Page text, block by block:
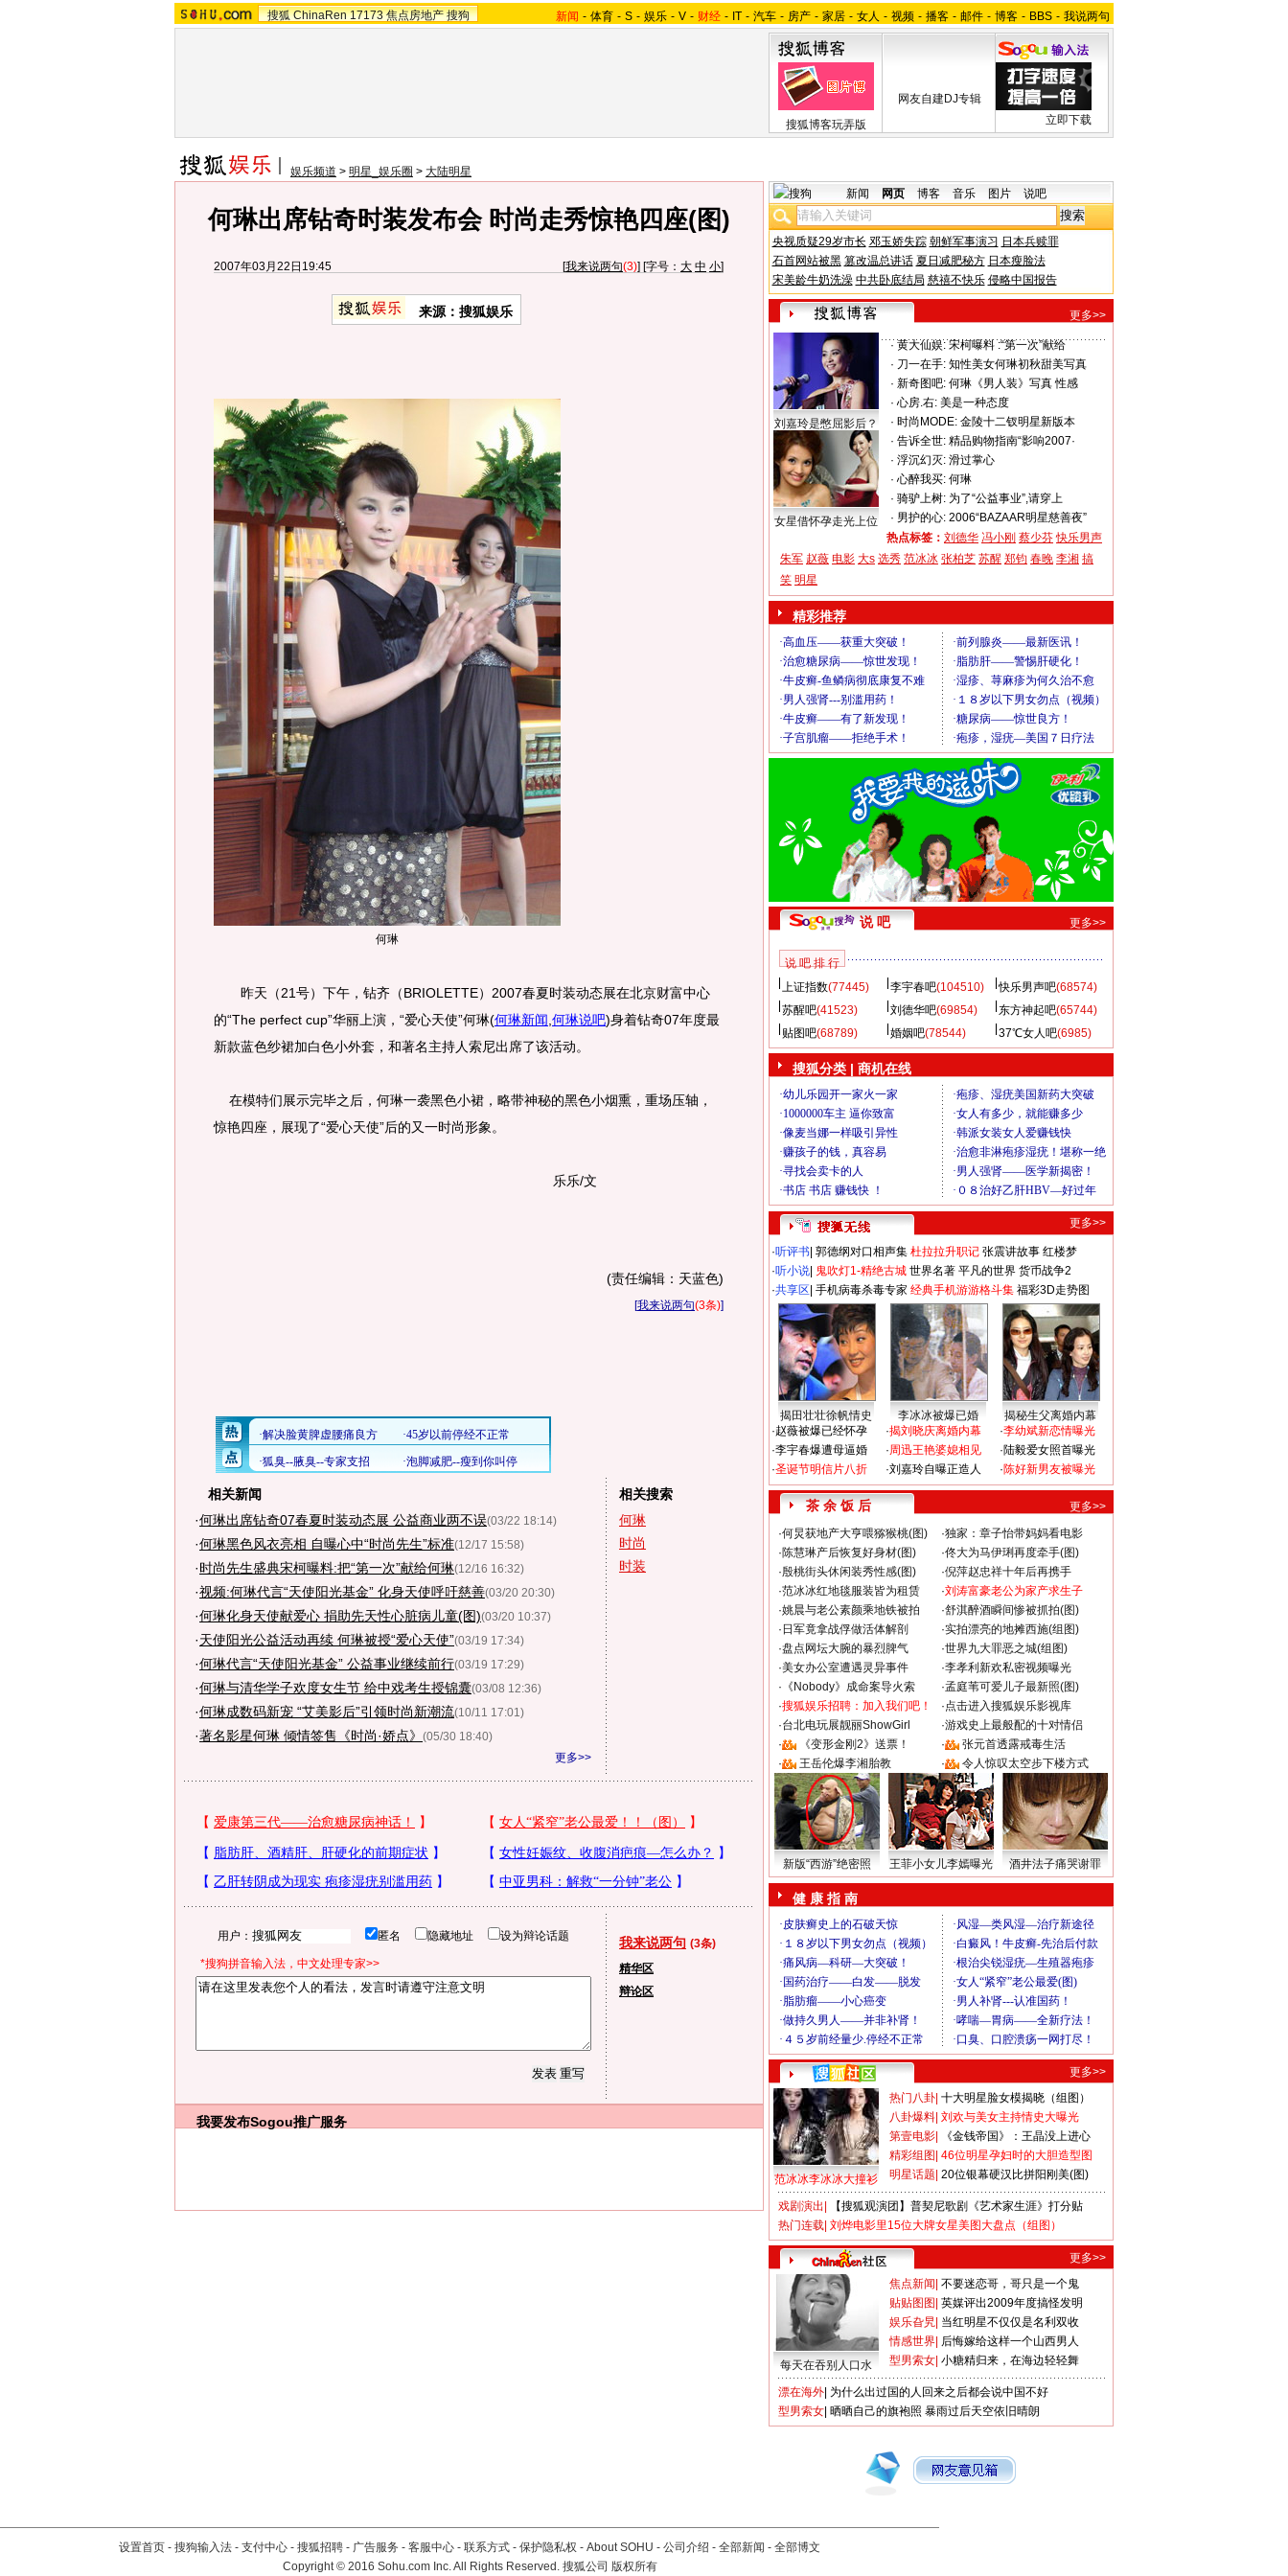
搜狐 ChinaRen 17173 焦点房地产 搜狗 新闻 - 体育 - S - 娱乐 - V - 财经 - IT - 汽车 - 房产 - 家居 - 女人 - 视频 - 播客 - 邮件 - 博客 - BBS - 我说两句
搜狐博客玩弄版
网友自建DJ专辑
立即下载
娱乐频道 > 明星_娱乐圈 > 大陆明星
何琳出席钻奇时装发布会 时尚走秀惊艳四座(图)
2007年03月22日19:45 [我来说两句(3)] [字号： 大 中 小]
来源：搜狐娱乐
何琳
昨天（21号）下午，钻齐（BRIOLETTE）2007春夏时装动态展在北京财富中心
的“The perfect cup”华丽上演，“爱心天使”何琳(何琳新闻 何琳说吧)身着钻奇07年度最
新款蓝色纱裙加白色小外套，和著名主持人索尼出席了该活动。
在模特们展示完毕之后，何琳一袭黑色小裙，略带神秘的黑色小烟熏，重场压轴，
惊艳四座，展现了“爱心天使”后的又一时尚形象。
乐乐/文
(责任编辑：天蓝色)
[我来说两句(3条)]
相关新闻
·何琳出席钻奇07春夏时装动态展 公益商业两不误(03/22 18:14)
·何琳黑色风衣亮相 自曝心中“时尚先生”标准(12/17 15:58)
·时尚先生盛典宋柯曝料:把“第一次”献给何琳(12/16 16:32)
·视频:何琳代言“天使阳光基金” 化身天使呼吁慈善(03/20 20:30)
·何琳化身天使献爱心 捐助先天性心脏病儿童(图)(03/20 10:37)
·天使阳光公益活动再续 何琳被授“爱心天使”(03/19 17:34)
·何琳代言“天使阳光基金” 公益事业继续前行(03/19 17:29)
·何琳与清华学子欢度女生节 给中戏考生授锦囊(03/08 12:36)
·何琳成数码新宠 “艾美影后”引领时尚新潮流(10/11 17:01)
·著名影星何琳 倾情签售《时尚·娇点》 (05/30 18:40)
更多>>
相关搜索
何琳
时尚
时装
用户： 匿名 隐藏地址 设为辩论话题
*搜狗拼音输入法，中文处理专家>>
我来说两句 (3条)
精华区
辩论区
我要发布Sogou推广服务
新闻 网页 博客 音乐 图片 说吧
央视质疑29岁市长 邓玉娇失踪 朝鲜军事演习 日本兵赎罪
石首网站被黑 篡改温总讲话 夏日减肥秘方 日本瘦脸法
宋美龄牛奶洗澡 中共卧底结局 慈禧不快乐 侵略中国报告
更多>>
刘嘉玲是憋屈影后？
女星借怀孕走光上位
· 黄大仙娱: 宋柯曝料 :“第一次”献给
· 刀一在手: 知性美女何琳初秋甜美写真
· 新奇图吧: 何琳《男人装》写真 性感
· 心房.右: 美是一种态度
· 时尚MODE: 金陵十二钗明星新版本
· 告诉全世: 精品购物指南“影响2007·
· 浮沉幻灭: 滑过掌心
· 心醉我买: 何琳
· 骑驴上树: 为了“公益事业”,请穿上
· 男护的心: 2006“BAZAAR明星慈善夜”
热点标签： 刘德华 冯小刚 蔡少芬 快乐男声
朱军 赵薇 电影 大s 选秀 范冰冰 张柏芝 苏醒 郑钧 春晚 李湘 搞
笑 明星
精彩推荐
说 吧 更多>>
说 吧 排 行
上证指数(77445) 李宇春吧(104510) 快乐男声吧(68574)
苏醒吧(41523) 刘德华吧(69854) 东方神起吧(65744)
贴图吧(68789) 婚姻吧(78544) 37℃女人吧(6985)
搜狐分类 | 商机在线
更多>>
·听评书 郭德纲对口相声集 杜拉拉升职记 张震讲故事 红楼梦
·听小说 鬼吹灯1-精绝古城 世界名著 平凡的世界 货币战争2
·共享区 手机病毒杀毒专家 经典手机游游格斗集 福彩3D走势图
揭田壮壮徐帆情史 李冰冰被爆已婚
揭秘生父离婚内幕
·赵薇被爆已经怀孕
·李宇春爆遭母逼婚
·圣诞节明信片八折
·揭刘晓庆离婚内幕
·周迅王艳婆媳相见
·刘嘉玲自曝正造人
·李幼斌新恋情曝光
·陆毅爱女照首曝光
·陈好新男友被曝光
茶 余 饭 后
更多>>
·何炅获地产大亨喂猕猴桃(图) ·独家：章子怡带妈妈看电影
·陈慧琳产后恢复好身材(图) ·佟大为马伊琍再度牵手(图)
·殷桃街头休闲装秀性感(图) ·倪萍赵忠祥十年后再携手
·范冰冰红地毯服装皆为租赁 ·刘涛富豪老公为家产求生子
·姚晨与老公素颜乘地铁被拍 ·舒淇醉酒瞬间惨被抓拍(图)
· 日军竟拿战俘做活体解剖 ·实拍漂亮的地摊西施(组图)
·盘点网坛大腕的暴烈脾气 ·世界九大罪恶之城(组图)
·美女办公室遭遇灵异事件 ·李孝利新欢私密视频曝光
· 《Nobody》成命案导火索 ·孟庭苇可爱儿子最新照(图)
·搜狐娱乐招聘：加入我们吧！ ·点击进入搜狐娱乐影视库
·台北电玩展靓丽ShowGirl ·游戏史上最般配的十对情侣
·
《变形金刚2》送票！ ·
张元首透露戒毒生活
·
王岳伦爆李湘胎教 · 令人惊叹太空步下楼方式
新版“西游”绝密照 王菲小女儿李嫣曝光 酒井法子痛哭谢罪
健 康 指 南
更多>>
范冰冰李冰冰大撞衫
热门八卦 十大明星脸女模揭晓（组图）
八卦爆料 刘欢与美女主持情史大曝光
第壹电影
《金钱帝国》：王晶没上进心
精彩组图 46位明星孕妇时的大胆造型图
明星话题 20位银幕硬汉比拼阳刚美(图)
戏剧演出
【搜狐观演团】普契尼歌剧《艺术家生涯》打分贴
热门连载 刘烨电影里15位大牌女星美图大盘点（组图）
更多>>
每天在吞别人口水
焦点新闻 不要迷恋哥，哥只是一个鬼
贴贴图图 英媒评出2009年度搞怪发明
娱乐旮旯 当红明星不仅仅是名利双收
情感世界 后悔嫁给这样一个山西男人
型男索女 小糖精归来，在海边轻轻舞
漂在海外 为什么出过国的人回来之后都会说中国不好
型男索女 晒晒自己的旗袍照 暴雨过后天空依旧晴朗
设置首页 - 搜狗输入法 - 支付中心 - 搜狐招聘 - 广告服务 - 客服中心 - 联系方式 - 保护隐私权 - About SOHU - 公司介绍 - 全部新闻 - 全部博文
Copyright©2016 Sohu.com Inc. All Rights Reserved. 搜狐公司 版权所有